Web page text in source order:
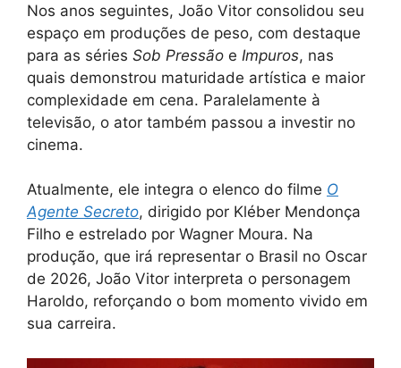
Nos anos seguintes, João Vitor consolidou seu
espaço em produções de peso, com destaque
para as séries Sob Pressão e Impuros, nas
quais demonstrou maturidade artística e maior
complexidade em cena. Paralelamente à
televisão, o ator também passou a investir no
cinema.
Atualmente, ele integra o elenco do filme O
Agente Secreto, dirigido por Kléber Mendonça
Filho e estrelado por Wagner Moura. Na
produção, que irá representar o Brasil no Oscar
de 2026, João Vitor interpreta o personagem
Haroldo, reforçando o bom momento vivido em
sua carreira.